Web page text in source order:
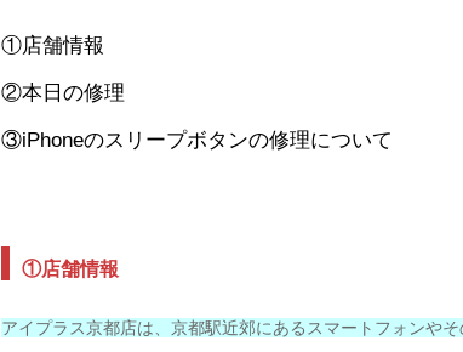
①店舗情報
②本日の修理
③iPhoneのスリープボタンの修理について
①店舗情報
アイプラス京都店は、京都駅近郊にあるスマートフォンや